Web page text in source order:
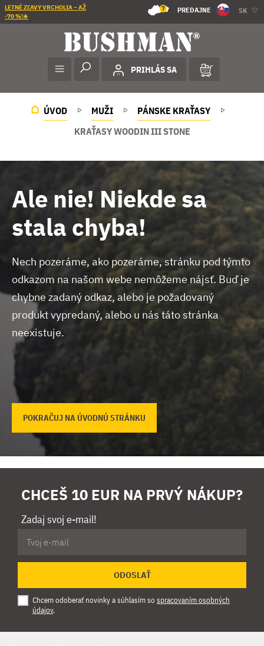
LETNÉ ZĽAVY VRCHOLIA – AŽ
-70 %!☀️
7 PREDAJNE SK
PRIHLÁS SA
ÚVOD MUŽI
PÁNSKE KRAŤASY
KRAŤASY WOODIN III STONE
Ale nie! Niekde sa
stala chyba!
Nech pozeráme, ako pozeráme, stránku pod týmto
odkazom na našom webe nemôžeme nájsť. Buď je
chybne zadaný odkaz, alebo je požadovaný
produkt vypredaný, alebo u nás táto stránka
neexistuje.
POKRAČUJ NA ÚVODNÚ STRÁNKU
CHCEŠ 10 EUR NA PRVÝ NÁKUP?
Zadaj svoj e-mail!
ODOSLAŤ
Chcem odoberať novinky a súhlasím so spracovaním osobných
údajov.